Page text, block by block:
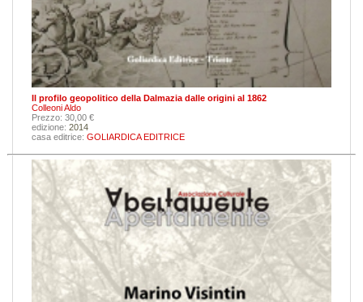
Il profilo geopolitico della Dalmazia dalle origini al 1862
Colleoni Aldo
Prezzo: 30,00 €
edizione: 2014
casa editrice: GOLIARDICA EDITRICE